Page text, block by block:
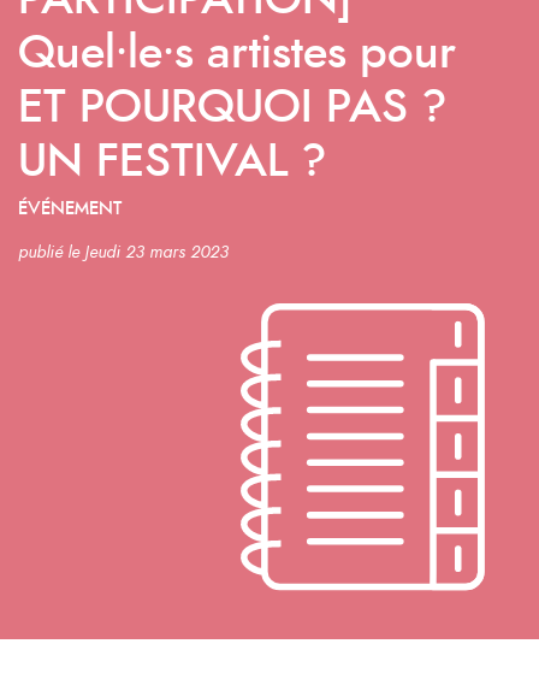
Quel⸱le⸱s artistes pour
ET POURQUOI PAS ?
UN FESTIVAL ?
ÉVÉNEMENT
publié le Jeudi 23 mars 2023